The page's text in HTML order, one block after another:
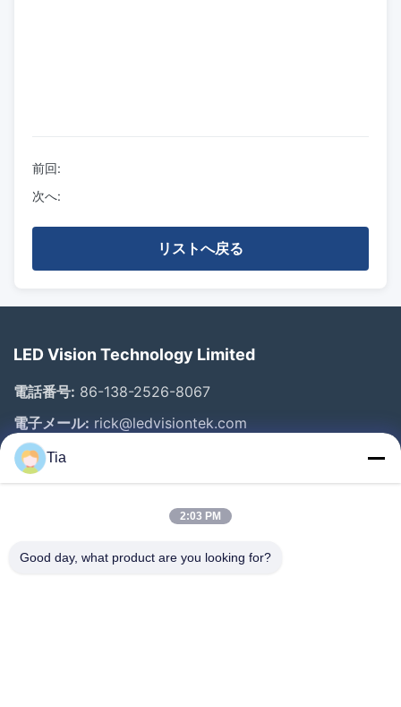
前回:
次へ:
リストへ戻る
LED Vision Technology Limited
電話番号: 86-138-2526-8067
電子メール: rick@ledvisiontek.com
クイックリンク
プロダクト
Tia
2:03 PM
Good day, what product are you looking for?